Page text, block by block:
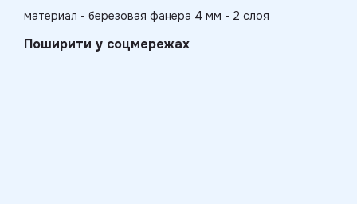
материал - березовая фанера 4 мм - 2 слоя
Поширити у соцмережах